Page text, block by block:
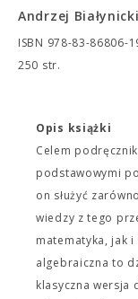
Andrzej
ISBN 978-83-86806-
250 str.
Opis książki
Celem
podstawowymi
on służyć
wiedzy z tego
matematyka, jak
algebraiczna to
klasyczna wersja